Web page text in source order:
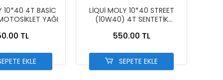
10*40 4T BASİC
YAĞI
TL
EKLE
LİQUİ MOLY 10*40 STREET
(10W40) 4T SENTETİK
550.00 TL
SEPETE EKLE